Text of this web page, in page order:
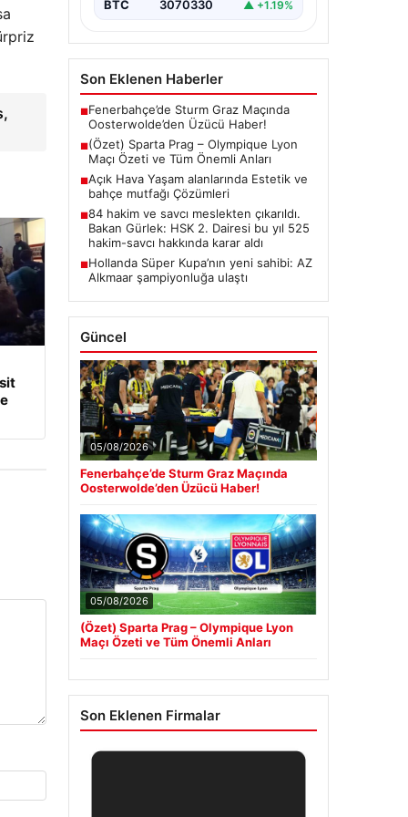
BTC 3070330 ▲ +1.19%
Son Eklenen Haberler
■Fenerbahçe’de Sturm Graz Maçında
Oosterwolde’den Üzücü Haber!
■(Özet) Sparta Prag – Olympique Lyon
Maçı Özeti ve Tüm Önemli Anları
■Açık Hava Yaşam alanlarında Estetik ve
bahçe mutfağı Çözümleri
■84 hakim ve savcı meslekten çıkarıldı.
Bakan Gürlek: HSK 2. Dairesi bu yıl 525
hakim-savcı hakkında karar aldı
■Hollanda Süper Kupa’nın yeni sahibi: AZ
Alkmaar şampiyonluğa ulaştı
Güncel
05/08/2026
Fenerbahçe’de Sturm Graz Maçında
Oosterwolde’den Üzücü Haber!
05/08/2026
(Özet) Sparta Prag – Olympique Lyon
Maçı Özeti ve Tüm Önemli Anları
Son Eklenen Firmalar